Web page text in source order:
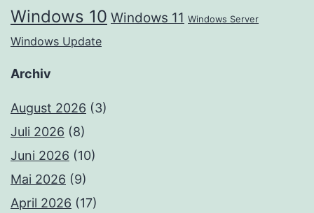
Windows 10 Windows 11 Windows Server
Windows Update
Archiv
August 2026 (3)
Juli 2026 (8)
Juni 2026 (10)
Mai 2026 (9)
April 2026 (17)